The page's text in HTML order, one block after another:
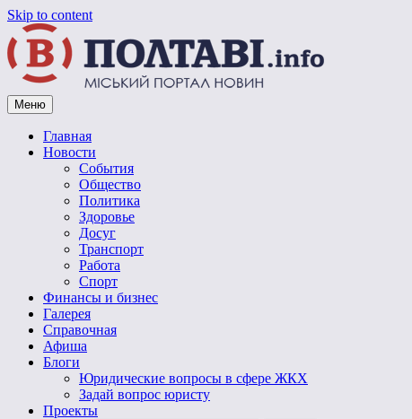
Skip to content
Vpoltave.info
Полтавский портал новостей
Меню
Главная
Новости
События
Общество
Политика
Здоровье
Досуг
Транспорт
Работа
Спорт
Финансы и бизнес
Галерея
Справочная
Афиша
Блоги
Юридические вопросы в сфере ЖКХ
Задай вопрос юристу
Проекты